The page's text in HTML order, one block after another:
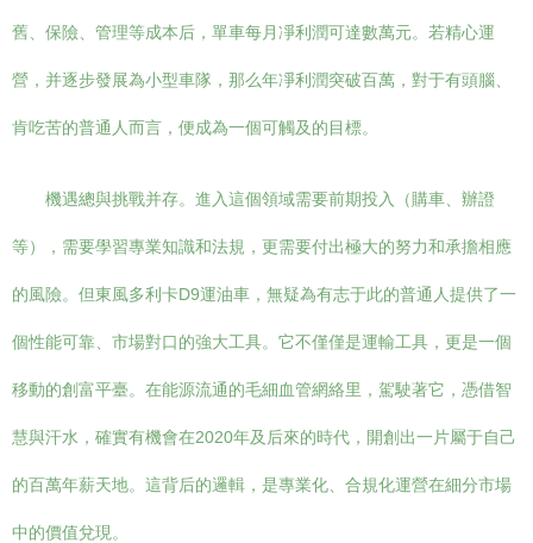
舊、保險、管理等成本后，單車每月凈利潤可達數萬元。若精心運
營，并逐步發展為小型車隊，那么年凈利潤突破百萬，對于有頭腦、
肯吃苦的普通人而言，便成為一個可觸及的目標。
機遇總與挑戰并存。進入這個領域需要前期投入（購車、辦證
等），需要學習專業知識和法規，更需要付出極大的努力和承擔相應
的風險。但東風多利卡D9運油車，無疑為有志于此的普通人提供了一
個性能可靠、市場對口的強大工具。它不僅僅是運輸工具，更是一個
移動的創富平臺。在能源流通的毛細血管網絡里，駕駛著它，憑借智
慧與汗水，確實有機會在2020年及后來的時代，開創出一片屬于自己
的百萬年薪天地。這背后的邏輯，是專業化、合規化運營在細分市場
中的價值兌現。